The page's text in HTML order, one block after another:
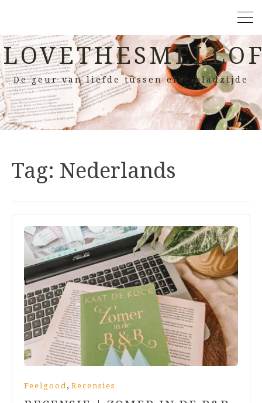
De geur van liefde tussen elke bladzijde
Tag: Nederlands
Feelgood , Recensies